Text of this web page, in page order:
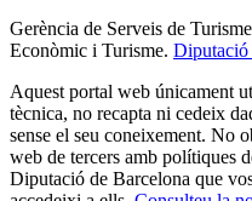
Gerència de Serveis de
Econòmic i Turisme. Diputació
Aquest portal web únicament
tècnica, no recapta ni cedeix
sense el seu coneixement. No
web de tercers amb polítiques
Diputació de Barcelona que